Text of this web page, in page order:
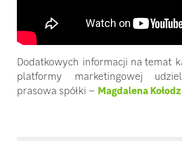
Dodatkowych informacji na temat
platformy marketingowej
prasowa spółki – Magdalena